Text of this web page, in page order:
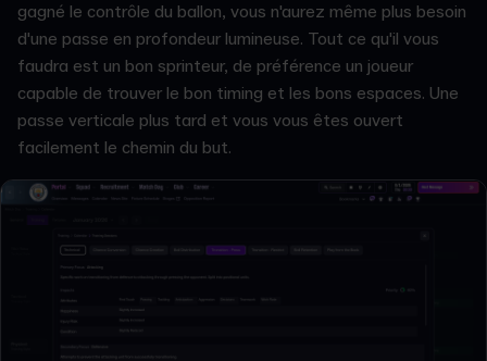
gagné le contrôle du ballon, vous n'aurez même plus besoin
d'une passe en profondeur lumineuse. Tout ce qu'il vous
faudra est un bon sprinteur, de préférence un joueur
capable de trouver le bon timing et les bons espaces. Une
passe verticale plus tard et vous vous êtes ouvert
facilement le chemin du but.